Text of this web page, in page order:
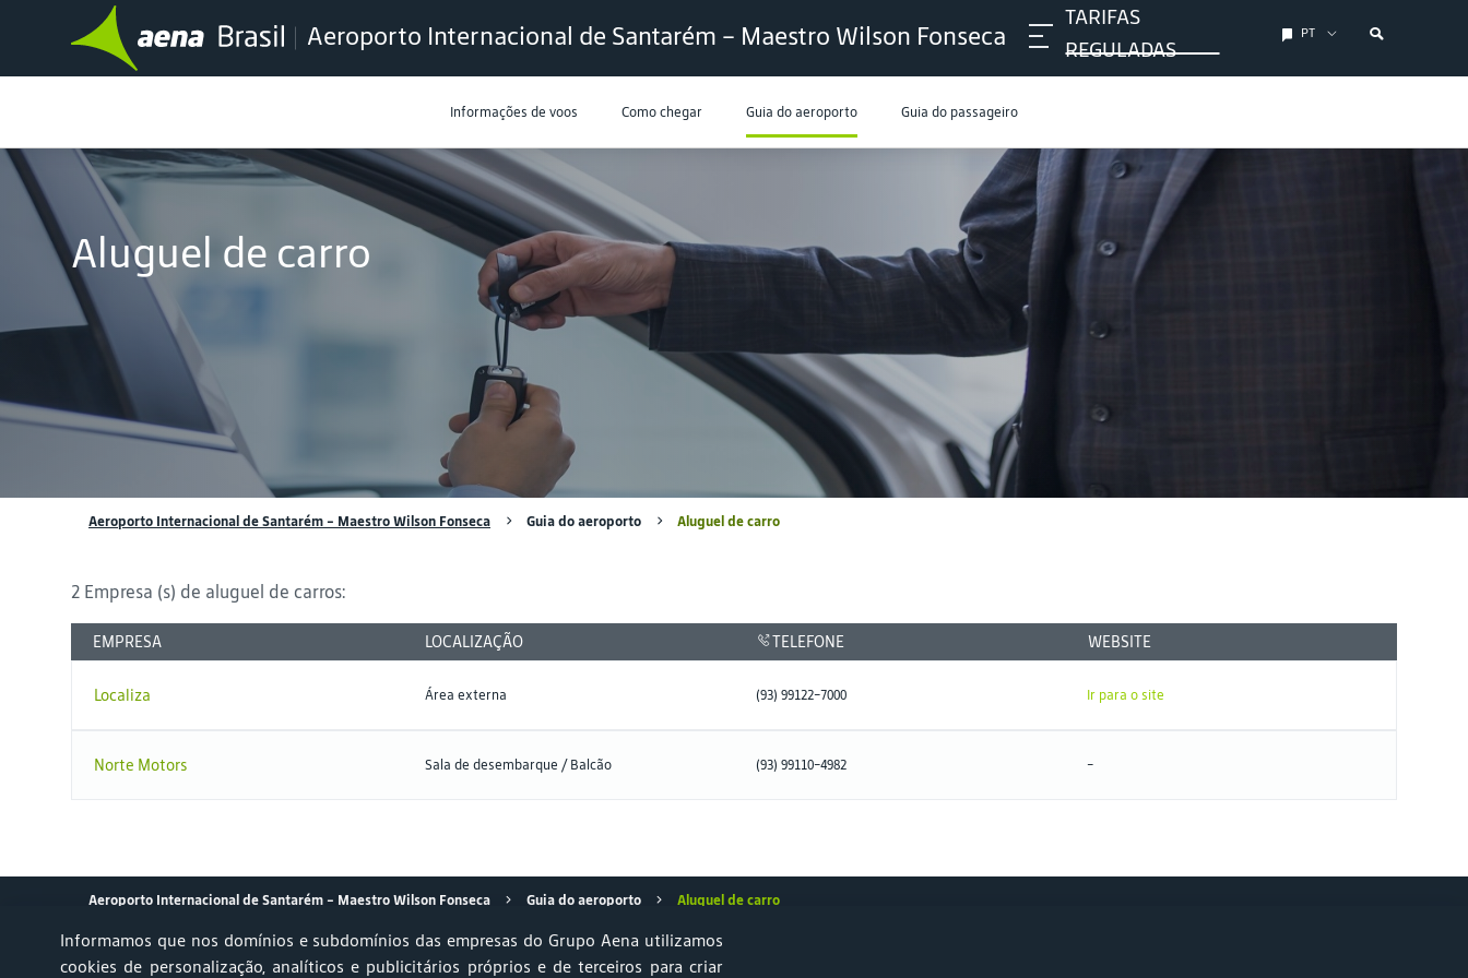
Aeroporto Internacional de Santarém – Maestro Wilson Fonseca
TARIFAS
REGULADAS
PT
Informações de voos Como chegar Guia do aeroporto Guia do passageiro
Aluguel de carro
Aeroporto Internacional de Santarém – Maestro Wilson Fonseca Guia do aeroporto Aluguel de carro
2 Empresa (s) de aluguel de carros:
EMPRESA LOCALIZAÇÃO TELEFONE WEBSITE
Localiza Área externa (93) 99122-7000 Ir para o site
Norte Motors Sala de desembarque / Balcão (93) 99110-4982 -
Aeroporto Internacional de Santarém – Maestro Wilson Fonseca Guia do aeroporto Aluguel de carro
Informamos que nos domínios e subdomínios das empresas do Grupo Aena utilizamos
cookies de personalização, analíticos e publicitários próprios e de terceiros para criar